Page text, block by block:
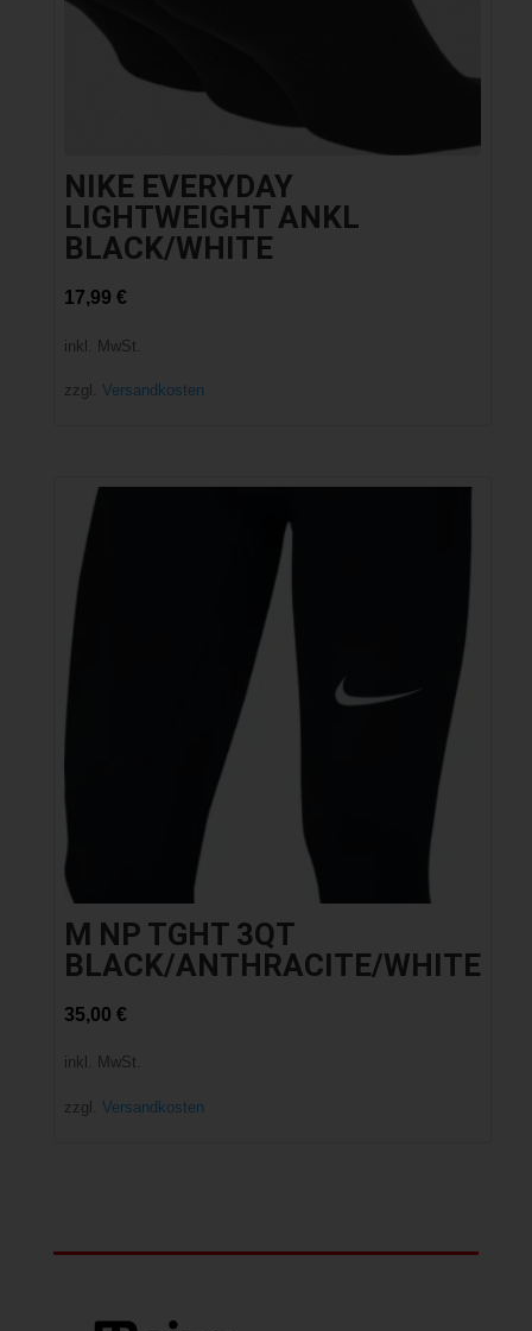
NIKE EVERYDAY
LIGHTWEIGHT ANKL
BLACK/WHITE
17,99 €
inkl. MwSt.
zzgl. Versandkosten
M NP TGHT 3QT
BLACK/ANTHRACITE/WHITE
35,00 €
inkl. MwSt.
zzgl. Versandkosten